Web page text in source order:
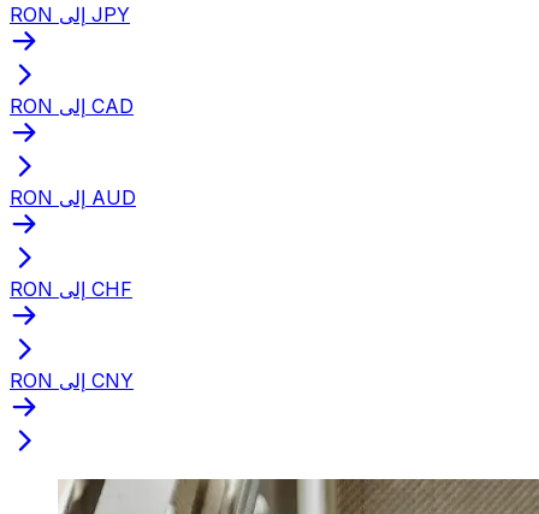
RON إلى JPY
RON إلى CAD
RON إلى AUD
RON إلى CHF
RON إلى CNY